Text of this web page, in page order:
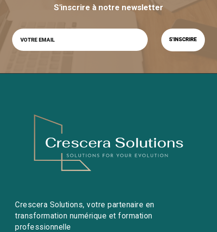
S'inscrire à notre newsletter
Crescera Solutions, votre partenaire en
transformation numérique et formation
professionnelle